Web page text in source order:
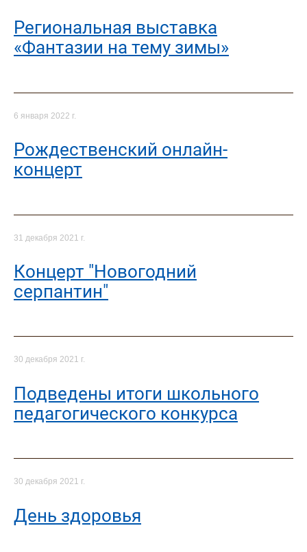
Региональная выставка
«Фантазии на тему зимы»
6 января 2022 г.
Рождественский онлайн-
концерт
31 декабря 2021 г.
Концерт "Новогодний
серпантин"
30 декабря 2021 г.
Подведены итоги школьного
педагогического конкурса
30 декабря 2021 г.
День здоровья